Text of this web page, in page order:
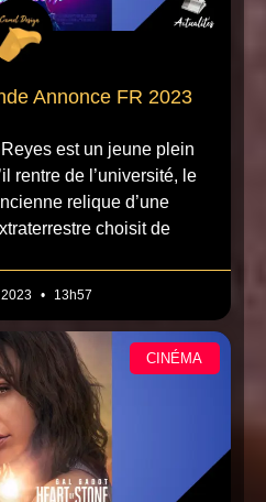
Annonce FR 2023
est un jeune plein
rentre de l’université, le
relique d’une
choisit de
13h57
CINÉMA